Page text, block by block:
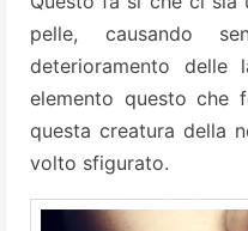
pelle, causando
deterioramento delle
elemento questo che
questa creatura della
volto sfigurato.